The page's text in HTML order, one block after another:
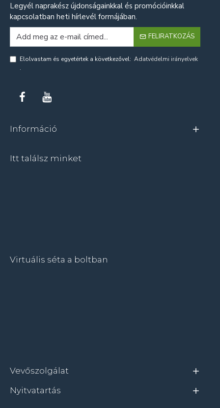
Legyél naprakész újdonságainkkal és promócióinkkal
kapcsolatban heti hírlevél formájában.
FELIRATKOZÁS
Elolvastam és egyetértek a következővel: Adatvédelmi irányelvek
.
Információ
Itt találsz minket
Virtuális séta a boltban
Vevőszolgálat
Nyitvatartás